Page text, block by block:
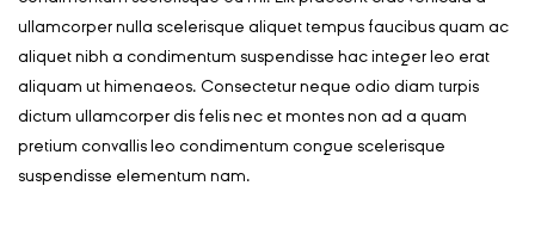
ullamcorper nulla scelerisque aliquet tempus faucibus quam ac
aliquet nibh a condimentum suspendisse hac integer leo erat
aliquam ut himenaeos. Consectetur neque odio diam turpis
dictum ullamcorper dis felis nec et montes non ad a quam
pretium convallis leo condimentum congue scelerisque
suspendisse elementum nam.